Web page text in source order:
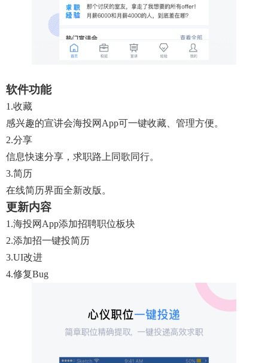
软件功能
1.收藏
感兴趣的宣讲会海投网app可一键收藏、管理方便。
2.分享
信息快速分享，求职路上同歌同行。
3.简历
在线简历界面全新改版。
更新内容
1.海投网app添加招聘职位板块
2.添加招一键投简历
3.UI改进
4.修复bug